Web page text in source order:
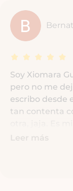
Soy Xiomara
pero no me
escribo desde
tan contenta